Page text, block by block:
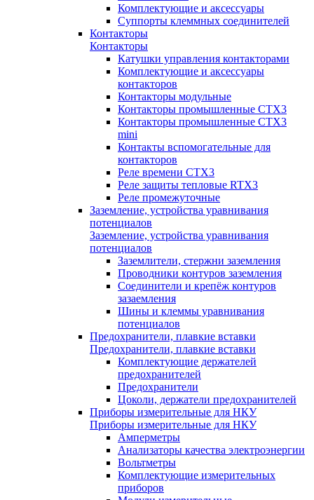
Комплектующие и аксессуары
Суппорты клеммных соединителей
Контакторы
Контакторы
Катушки управления контакторами
Комплектующие и аксессуары
контакторов
Контакторы модульные
Контакторы промышленные CTX3
Контакторы промышленные CTX3
mini
Контакты вспомогательные для
контакторов
Реле времени CTX3
Реле защиты тепловые RTX3
Реле промежуточные
Заземление, устройства уравнивания
потенциалов
Заземление, устройства уравнивания
потенциалов
Заземлители, стержни заземления
Проводники контуров заземления
Соединители и крепёж контуров
зазаемления
Шины и клеммы уравнивания
потенциалов
Предохранители, плавкие вставки
Предохранители, плавкие вставки
Комплектующие держателей
предохранителей
Предохранители
Цоколи, держатели предохранителей
Приборы измерительные для НКУ
Приборы измерительные для НКУ
Амперметры
Анализаторы качества электроэнергии
Вольтметры
Комплектующие измерительных
приборов